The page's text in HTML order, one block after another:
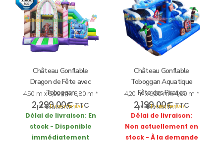
Château Gonflable
Dragon de Fête avec
Toboggan
4,50 m x 6,00 m x 3,80 m *
2.299,00€TTC
incl. 19% VAT
plusFrais d’envoi
Délai de livraison: En
stock - Disponible
immédiatement
Château Gonflable
Toboggan Aquatique
Fête des Pirates
4,20 m x 6,00 m x 4,60 m *
2.199,00€TTC
incl. 19% VAT
plusFrais d’envoi
Délai de livraison:
Non actuellement en
stock - À la demande